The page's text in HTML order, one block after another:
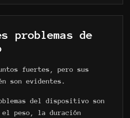
problemas de
fuertes, pero sus
son evidentes.
del dispositivo son
peso, la duración